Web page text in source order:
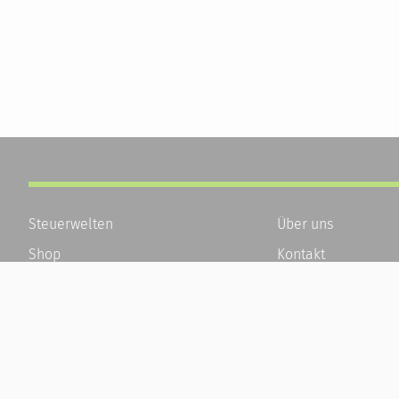
Steuerwelten
Shop
Über uns
Kontakt